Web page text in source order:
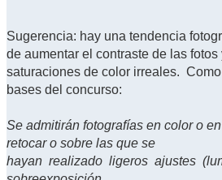
Sugerencia: hay una tendencia
de aumentar el contraste de las
saturaciones de color irreales.
bases del concurso:
Se admitirán fotografías en color o
retocar o sobre las que se
hayan realizado ligeros ajustes